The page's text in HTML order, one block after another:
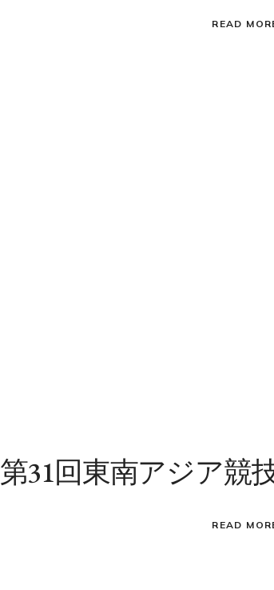
READ
第31回東南アジア競
READ